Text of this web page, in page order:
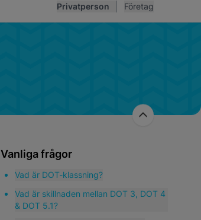
Privatperson Företag
Vanliga frågor
Vad är DOT-klassning?
Vad är skillnaden mellan DOT 3, DOT 4
& DOT 5.1?